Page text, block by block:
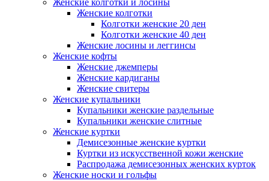
Женские колготки и лосины
Женские колготки
Колготки женские 20 ден
Колготки женские 40 ден
Женские лосины и леггинсы
Женские кофты
Женские джемперы
Женские кардиганы
Женские свитеры
Женские купальники
Купальники женские раздельные
Купальники женские слитные
Женские куртки
Демисезонные женские куртки
Куртки из искусственной кожи женские
Распродажа демисезонных женских курток
Женские носки и гольфы